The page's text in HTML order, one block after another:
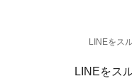
LINEをス
LINEをス